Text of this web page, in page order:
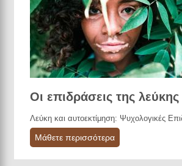
Οι επιδράσεις της
Λεύκη και αυτοεκτίμηση: Ψυχολογικές
Μάθετε περισσότερα